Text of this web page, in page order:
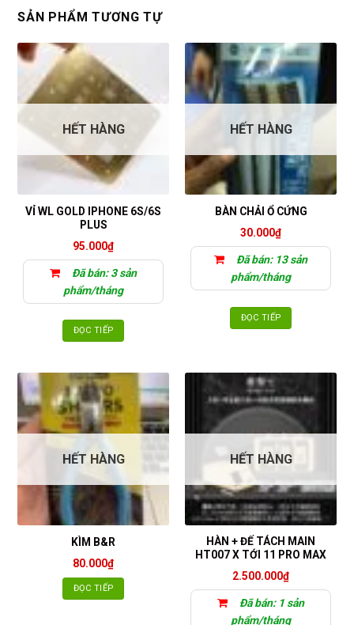
SẢN PHẨM TƯƠNG TỰ
HẾT HÀNG
VỈ WL GOLD IPHONE 6S/6S
PLUS
95.000₫
Đã bán: 3 sản
phẩm/tháng
ĐỌC TIẾP
HẾT HÀNG
BÀN CHẢI Ổ CỨNG
30.000₫
Đã bán: 13 sản
phẩm/tháng
ĐỌC TIẾP
HẾT HÀNG
KÌM B&R
80.000₫
ĐỌC TIẾP
HẾT HÀNG
HÀN + ĐẾ TÁCH MAIN
HT007 X TỚI 11 PRO MAX
2.500.000₫
Đã bán: 1 sản
phẩm/tháng